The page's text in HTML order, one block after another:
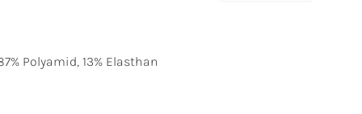
Polyamid, 13% Elasthan